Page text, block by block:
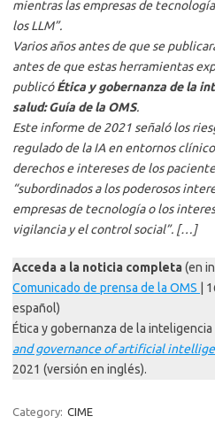
mientras las empresas de
los LLM”.
Varios años antes de que se
antes de que estas herramientas
publicóÉtica y gobernanza de la
salud: Guía de la OMS.
Este informe de 2021 señaló los
regulado de la IA en entornos
derechos e intereses de los
“subordinados a los poderosos
empresas de tecnología o los
vigilancia y el control social”. […]
Acceda a la noticia completa (en
Comunicado de prensa de la OMS
|
español)
Ética y gobernanza de la
and governance of artificial
2021 (versión en inglés).
Category: CIME